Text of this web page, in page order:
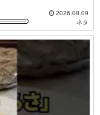
2026.08.09
ネタ